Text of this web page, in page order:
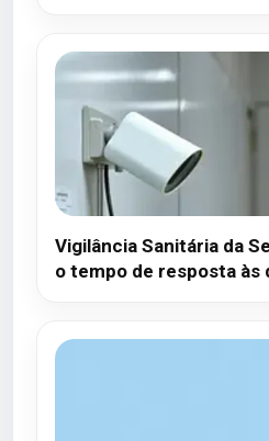
Vigilância Sanitária da
o tempo de resposta às